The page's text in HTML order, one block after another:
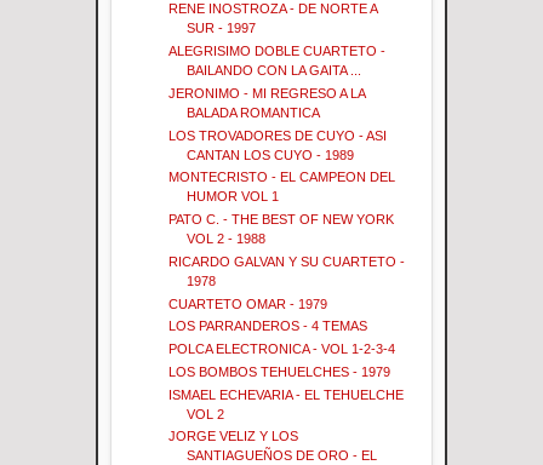
RENE INOSTROZA - DE NORTE A
SUR - 1997
ALEGRISIMO DOBLE CUARTETO -
BAILANDO CON LA GAITA ...
JERONIMO - MI REGRESO A LA
BALADA ROMANTICA
LOS TROVADORES DE CUYO - ASI
CANTAN LOS CUYO - 1989
MONTECRISTO - EL CAMPEON DEL
HUMOR VOL 1
PATO C. - THE BEST OF NEW YORK
VOL 2 - 1988
RICARDO GALVAN Y SU CUARTETO -
1978
CUARTETO OMAR - 1979
LOS PARRANDEROS - 4 TEMAS
POLCA ELECTRONICA - VOL 1-2-3-4
LOS BOMBOS TEHUELCHES - 1979
ISMAEL ECHEVARIA - EL TEHUELCHE
VOL 2
JORGE VELIZ Y LOS
SANTIAGUEÑOS DE ORO - EL